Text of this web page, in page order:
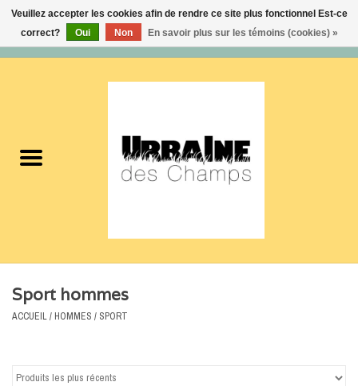
Femmes
Soldes
Sport hommes
ACCUEIL/ HOMMES / SPORT
Veuillez accepter les cookies afin de rendre ce site plus fonctionnel Est-ce
correct?
Oui Non En savoir plus sur les témoins (cookies) »